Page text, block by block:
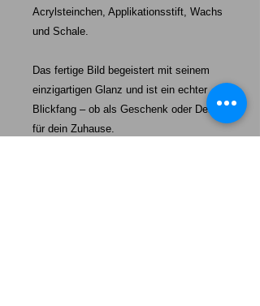
Acrylsteinchen, Applikationsstift, Wachs
und Schale.
Das fertige Bild begeistert mit seinem
einzigartigen Glanz und ist ein echter
Blickfang – ob als Geschenk oder Deko
für dein Zuhause.